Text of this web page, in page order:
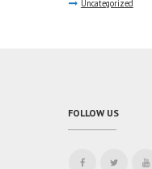
Uncategorized
FOLLOW US